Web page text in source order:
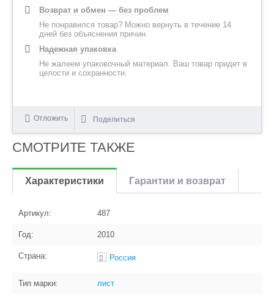
Возврат и обмен — без проблем
Не понравился товар? Можно вернуть в течение 14
дней без объяснения причин.
Надежная упаковка
Не жалеем упаковочный материал. Ваш товар придет в
целости и сохранности.
Отложить Поделиться
СМОТРИТЕ ТАКЖЕ
Характеристики Гарантии и возврат
Артикул: 487
Год: 2010
Страна: Россия
Тип марки: лист